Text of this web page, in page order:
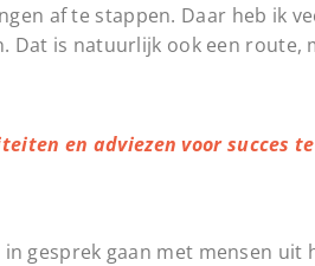
af te stappen. Daar heb ik
Dat is natuurlijk ook een route,
en adviezen voor succes
gesprek gaan met mensen uit